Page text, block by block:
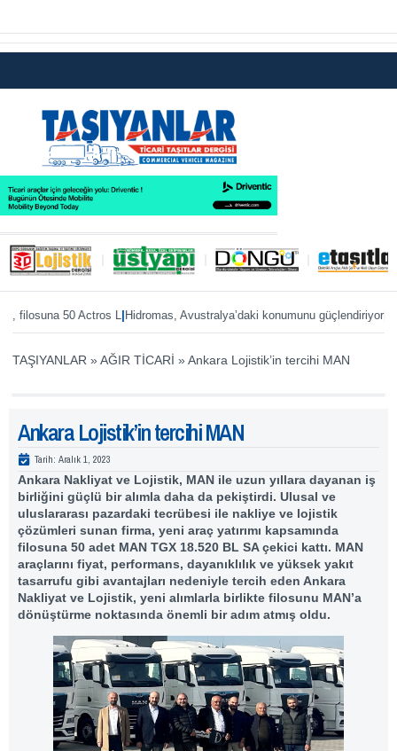
50 Actros L|Hidromas, Avustralya’daki konumunu güçlendiriyor|Enver
TAŞIYANLAR »AĞIR TİCARİ »Ankara Lojistik’in tercihi MAN
Ankara Lojistik’in tercihi MAN
Tarih: Aralık 1, 2023
Ankara Nakliyat ve Lojistik, MAN ile uzun yıllara dayanan iş
birliğini güçlü bir alımla daha da pekiştirdi. Ulusal ve
uluslararası pazardaki tecrübesi ile nakliye ve lojistik
çözümleri sunan firma, yeni araç yatırımı kapsamında
filosuna 50 adet MAN TGX 18.520 BL SA çekici kattı. MAN
araçlarını fiyat, performans, dayanıklılık ve yüksek yakıt
tasarrufu gibi avantajları nedeniyle tercih eden Ankara
Nakliyat ve Lojistik, yeni alımlarla birlikte filosunu MAN’a
dönüştürme noktasında önemli bir adım atmış oldu.